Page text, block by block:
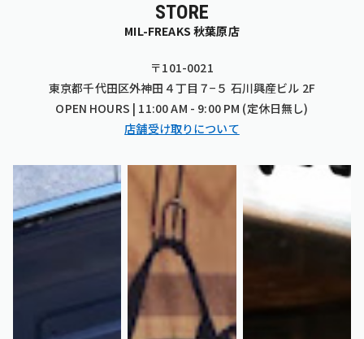
STORE
MIL-FREAKS 秋葉原店
〒101-0021
東京都千代田区外神田４丁目７−５ 石川興産ビル 2F
OPEN HOURS | 11:00 AM - 9:00 PM (定休日無し)
店舗受け取りについて